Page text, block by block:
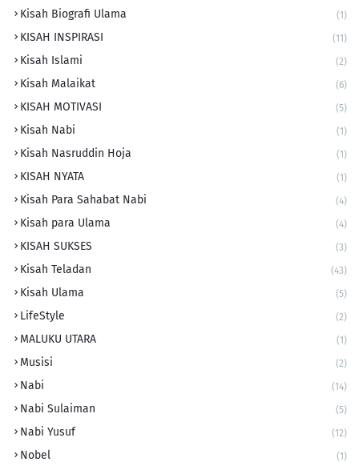
Kisah Biografi Ulama (1)
KISAH INSPIRASI (11)
Kisah Islami (2)
Kisah Malaikat (6)
KISAH MOTIVASI (5)
Kisah Nabi (1)
Kisah Nasruddin Hoja (1)
KISAH NYATA (1)
Kisah Para Sahabat Nabi (4)
Kisah para Ulama (4)
KISAH SUKSES (3)
Kisah Teladan (43)
Kisah Ulama (5)
LifeStyle (2)
MALUKU UTARA (1)
Musisi (2)
Nabi (14)
Nabi Sulaiman (5)
Nabi Yusuf (12)
Nobel (1)